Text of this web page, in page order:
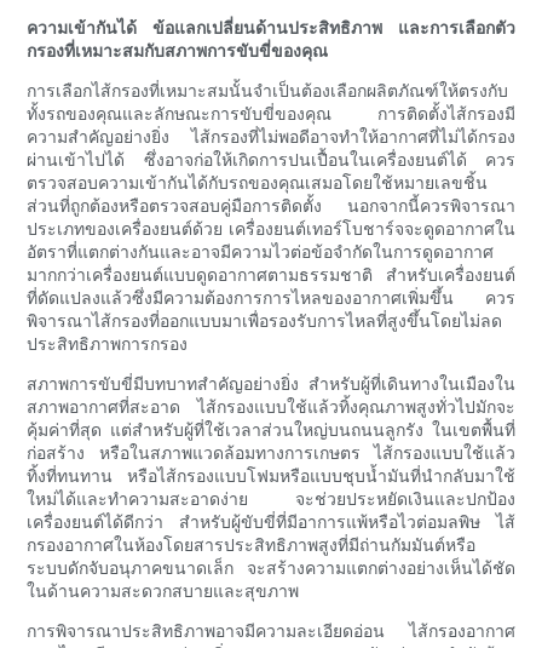
ความเข้ากันได้ ข้อแลกเปลี่ยนด้านประสิทธิภาพ และการเลือกตัว
กรองที่เหมาะสมกับสภาพการขับขี่ของคุณ
การเลือกไส้กรองที่เหมาะสมนั้นจำเป็นต้องเลือกผลิตภัณฑ์ให้ตรงกับ
ทั้งรถของคุณและลักษณะการขับขี่ของคุณ การติดตั้งไส้กรองมี
ความสำคัญอย่างยิ่ง ไส้กรองที่ไม่พอดีอาจทำให้อากาศที่ไม่ได้กรอง
ผ่านเข้าไปได้ ซึ่งอาจก่อให้เกิดการปนเปื้อนในเครื่องยนต์ได้ ควร
ตรวจสอบความเข้ากันได้กับรถของคุณเสมอโดยใช้หมายเลขชิ้น
ส่วนที่ถูกต้องหรือตรวจสอบคู่มือการติดตั้ง นอกจากนี้ควรพิจารณา
ประเภทของเครื่องยนต์ด้วย เครื่องยนต์เทอร์โบชาร์จจะดูดอากาศใน
อัตราที่แตกต่างกันและอาจมีความไวต่อข้อจำกัดในการดูดอากาศ
มากกว่าเครื่องยนต์แบบดูดอากาศตามธรรมชาติ สำหรับเครื่องยนต์
ที่ดัดแปลงแล้วซึ่งมีความต้องการการไหลของอากาศเพิ่มขึ้น ควร
พิจารณาไส้กรองที่ออกแบบมาเพื่อรองรับการไหลที่สูงขึ้นโดยไม่ลด
ประสิทธิภาพการกรอง
สภาพการขับขี่มีบทบาทสำคัญอย่างยิ่ง สำหรับผู้ที่เดินทางในเมืองใน
สภาพอากาศที่สะอาด ไส้กรองแบบใช้แล้วทิ้งคุณภาพสูงทั่วไปมักจะ
คุ้มค่าที่สุด แต่สำหรับผู้ที่ใช้เวลาส่วนใหญ่บนถนนลูกรัง ในเขตพื้นที่
ก่อสร้าง หรือในสภาพแวดล้อมทางการเกษตร ไส้กรองแบบใช้แล้ว
ทิ้งที่ทนทาน หรือไส้กรองแบบโฟมหรือแบบชุบน้ำมันที่นำกลับมาใช้
ใหม่ได้และทำความสะอาดง่าย จะช่วยประหยัดเงินและปกป้อง
เครื่องยนต์ได้ดีกว่า สำหรับผู้ขับขี่ที่มีอาการแพ้หรือไวต่อมลพิษ ไส้
กรองอากาศในห้องโดยสารประสิทธิภาพสูงที่มีถ่านกัมมันต์หรือ
ระบบดักจับอนุภาคขนาดเล็ก จะสร้างความแตกต่างอย่างเห็นได้ชัด
ในด้านความสะดวกสบายและสุขภาพ
การพิจารณาประสิทธิภาพอาจมีความละเอียดอ่อน ไส้กรองอากาศ